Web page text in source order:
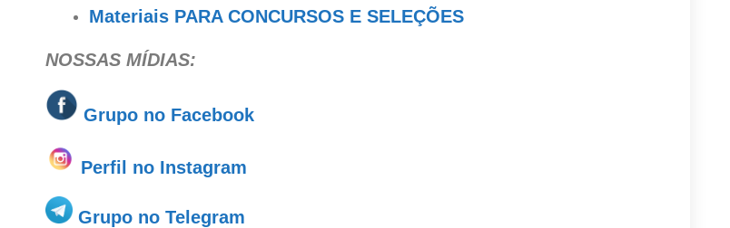
Materiais PARA CONCURSOS E SELEÇÕES
NOSSAS MÍDIAS:
Grupo no Facebook
Perfil no Instagram
Grupo no Telegram